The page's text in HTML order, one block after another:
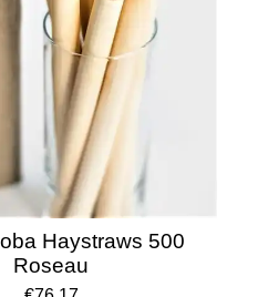
Haystraws 500
Roseau